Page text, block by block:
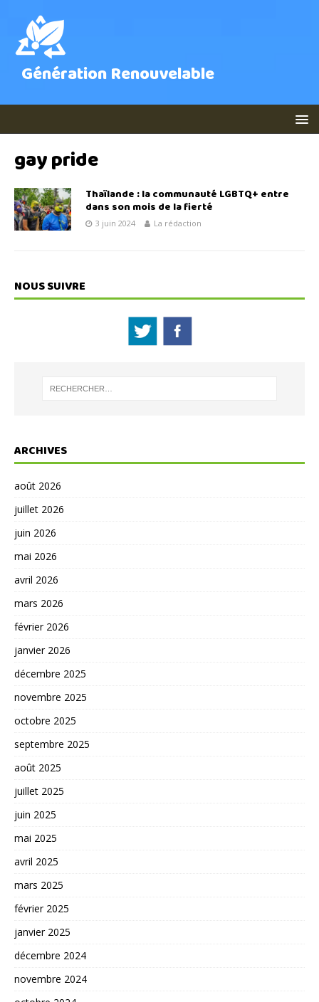
Génération Renouvelable
gay pride
Thaïlande : la communauté LGBTQ+ entre
dans son mois de la fierté
3 juin 2024 La rédaction
NOUS SUIVRE
ARCHIVES
août 2026
juillet 2026
juin 2026
mai 2026
avril 2026
mars 2026
février 2026
janvier 2026
décembre 2025
novembre 2025
octobre 2025
septembre 2025
août 2025
juillet 2025
juin 2025
mai 2025
avril 2025
mars 2025
février 2025
janvier 2025
décembre 2024
novembre 2024